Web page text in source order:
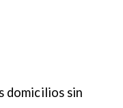
domicilios sin